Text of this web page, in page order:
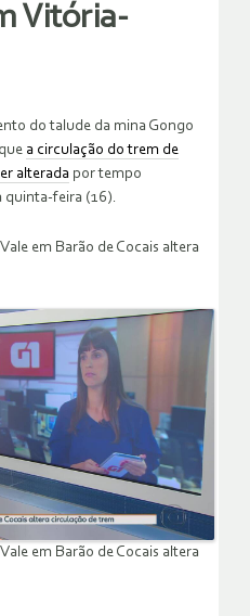
Vitória-
do talude da mina Gongo
a circulação do trem de
alterada por tempo
quinta-feira (16).
em Barão de Cocais altera
em Barão de Cocais altera